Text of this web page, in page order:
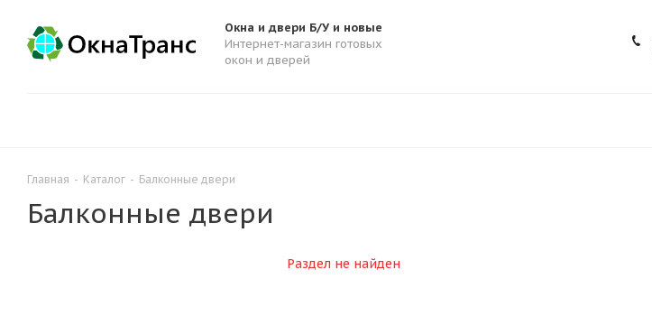
Окна и двери Б/У и новые
Интернет-магазин готовых
окон и дверей
Главная - Каталог - Балконные двери
Балконные двери
Раздел не найден